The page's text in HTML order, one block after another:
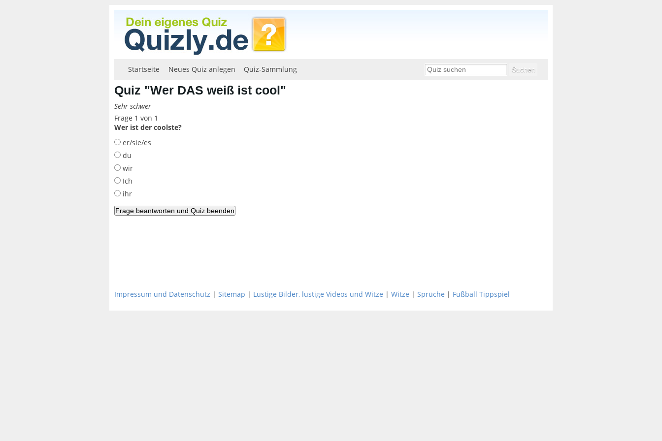
Startseite Neues Quiz anlegen Quiz-Sammlung
Quiz "Wer DAS weiß ist cool"
Sehr schwer
Frage 1 von 1
Wer ist der coolste?
er/sie/es
du
wir
Ich
ihr
Impressum und Datenschutz | Sitemap | Lustige Bilder, lustige Videos und Witze | Witze | Sprüche | Fußball Tippspiel